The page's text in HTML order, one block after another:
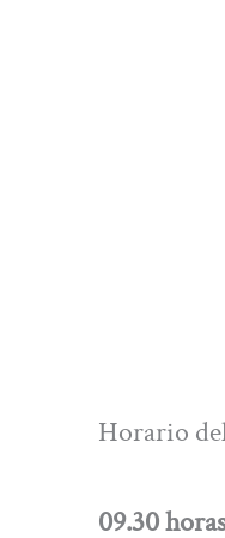
Horario
09.30